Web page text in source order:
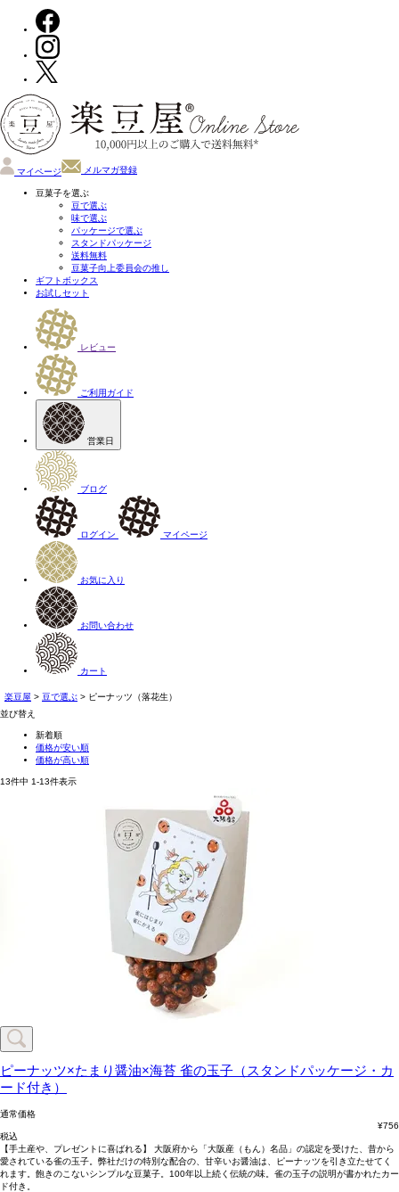
マイページ メルマガ登録
豆菓子を選ぶ
豆で選ぶ
味で選ぶ
パッケージで選ぶ
スタンドパッケージ
送料無料
豆菓子向上委員会の推し
ギフトボックス
お試しセット
レビュー
ご利用ガイド
営業日
ブログ
ログイン マイページ
お気に入り
お問い合わせ
カート
楽豆屋 豆で選ぶ
ピーナッツ（落花生）
並び替え
新着順
価格が安い順
価格が高い順
13件中 1-13件表示
ピーナッツ×たまり醤油×海苔 雀の玉子（スタンドパッケージ・カ
ード付き）
通常価格
¥756
税込
【手土産や、プレゼントに喜ばれる】 大阪府から「大阪産（もん）名品」の認定を受けた、昔から
愛されている雀の玉子。弊社だけの特別な配合の、甘辛いお醤油は、ピーナッツを引き立たせてく
れます。飽きのこないシンプルな豆菓子。100年以上続く伝統の味。雀の玉子の説明が書かれたカー
ド付き。